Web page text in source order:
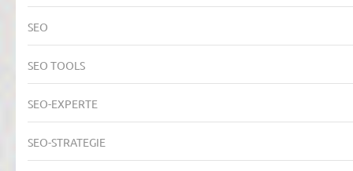
SEO
SEO TOOLS
SEO-EXPERTE
SEO-STRATEGIE